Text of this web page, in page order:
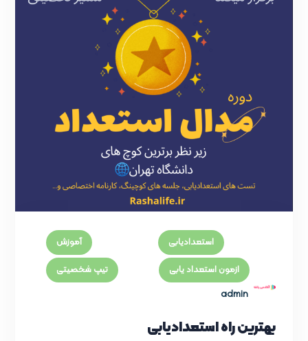
استعدادیابی
آموزش
ازمون استعداد یابی
تیپ شخصیتی
admin
بهترین راه استعدادیابی